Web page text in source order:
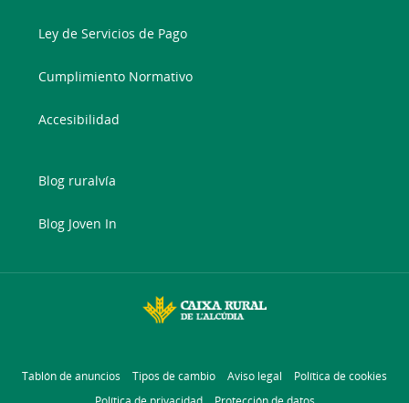
Ley de Servicios de Pago
Cumplimiento Normativo
Accesibilidad
Blog ruralvía
Blog Joven In
Tablón de anuncios Tipos de cambio Aviso legal
Política de cookies